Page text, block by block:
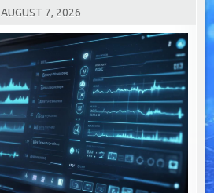
AUGUST 7, 2026